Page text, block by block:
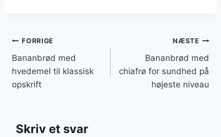
Indlægsnavigation
FORRIGE
Bananbrød med
hvedemel til klassisk
opskrift
NÆSTE
Bananbrød med
chiafrø for sundhed på
højeste niveau
Skriv et svar